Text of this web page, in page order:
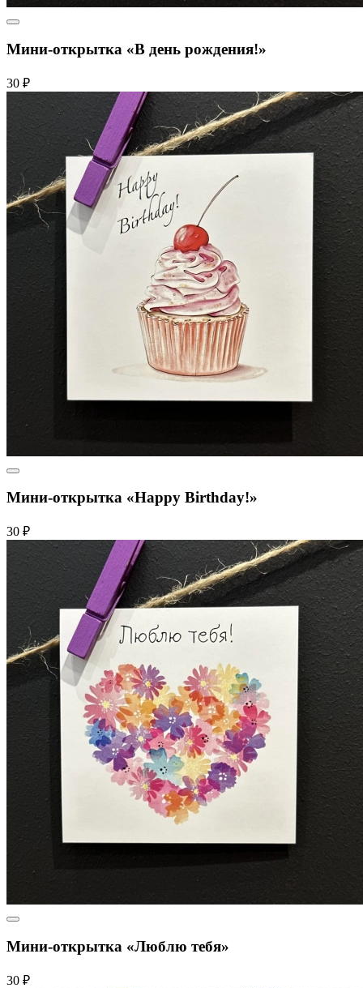
Мини-открытка «В день рождения!»
30 ₽
Мини-открытка «Happy Birthday!»
30 ₽
Мини-открытка «Люблю тебя»
30 ₽